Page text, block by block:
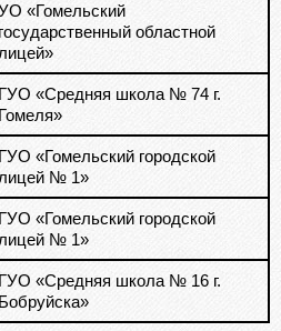
«Гомельский
государственный областной
лицей»
ГУО «Средняя школа № 74 г.
Гомеля»
ГУО «Гомельский городской
лицей № 1»
ГУО «Гомельский городской
лицей № 1»
ГУО «Средняя школа № 16 г.
Бобруйска»